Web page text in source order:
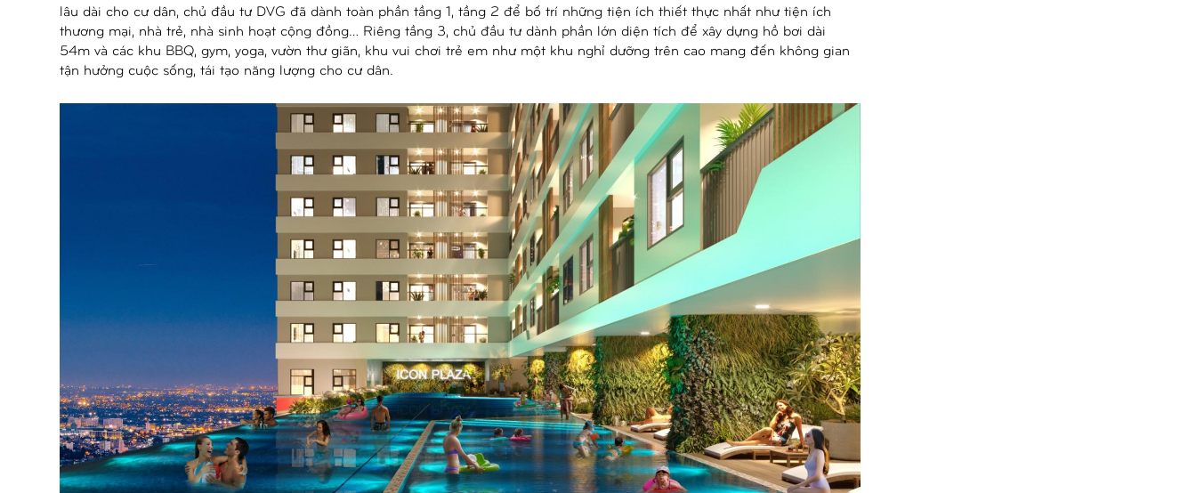
lâu dài cho cư dân, chủ đầu tư DVG đã dành toàn phần tầng 1, tầng 2 để bố trí những tiện ích thiết thực nhất như tiện ích
thương mại, nhà trẻ, nhà sinh hoạt cộng đồng… Riêng tầng 3, chủ đầu tư dành phần lớn diện tích để xây dựng hồ bơi dài
54m và các khu BBQ, gym, yoga, vườn thư giãn, khu vui chơi trẻ em như một khu nghỉ dưỡng trên cao mang đến không gian
tận hưởng cuộc sống, tái tạo năng lượng cho cư dân.